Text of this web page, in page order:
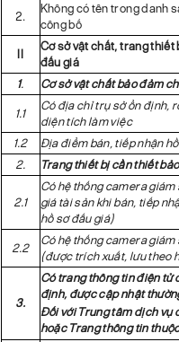
2.
Không có tên trong danh
công bố
II
Cơ sở vật chất, trang thiết
đấu giá
1. Cơ sở vật chất bảo đảm
1.1
Có địa chỉ trụ sở ổn định,
diện tích làm việc
1.2 Địa điểm bán, tiếp nhận
2.
Trang thiết bị cần thiết
2.1
Có hệ thống camera
giá tài sản khi bán, tiếp
hồ sơ đấu giá)
2.2
Có hệ thống camera
(được trích xuất, lưu theo
3.
Có trang thông tin điện tử
định, được cập nhật
Đối với Trung tâm dịch vụ
hoặc Trang thông tin